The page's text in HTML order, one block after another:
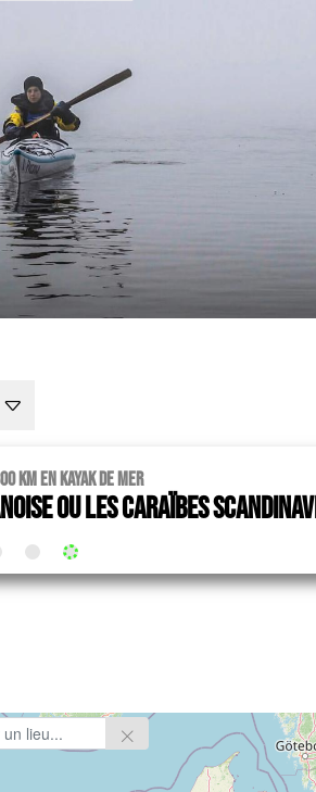
km en kayak de mer
ou les Caraïbes